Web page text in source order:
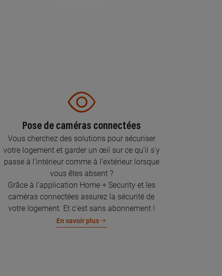
Pose de caméras connectées
Vous cherchez des solutions pour sécuriser
votre logement et garder un œil sur ce qu’il s’y
passe à l’intérieur comme à l’extérieur lorsque
vous êtes absent ?
Grâce à l'application Home + Security et les
caméras connectées assurez la sécurité de
votre logement. Et c'est sans abonnement !
En savoir plus